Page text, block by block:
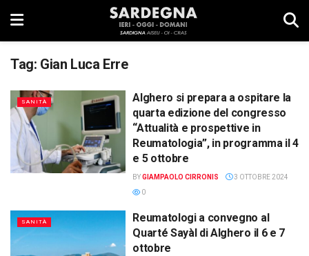
Tag: Gian Luca Erre
SANITÀ
Alghero si prepara a ospitare la
quarta edizione del congresso
“Attualità e prospettive in
Reumatologia”, in programma il 4
e 5 ottobre
BYGIAMPAOLO CIRRONIS
3 OTTOBRE 2024
0
SANITÀ
Reumatologi a convegno al
Quarté Sayàl di Alghero il 6 e 7
ottobre